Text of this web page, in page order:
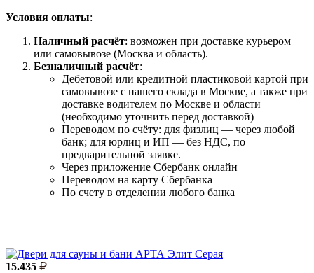
Условия оплаты:
Наличный расчёт: возможен при доставке курьером
или самовывозе (Москва и область).
Безналичный расчёт:
Дебетовой или кредитной пластиковой картой при
самовывозе с нашего склада в Москве, а также при
доставке водителем по Москве и области
(необходимо уточнить перед доставкой)
Переводом по счёту: для физлиц — через любой
банк; для юрлиц и ИП — без НДС, по
предварительной заявке.
Через приложение Сбербанк онлайн
Переводом на карту Сбербанка
По счету в отделении любого банка
15.435